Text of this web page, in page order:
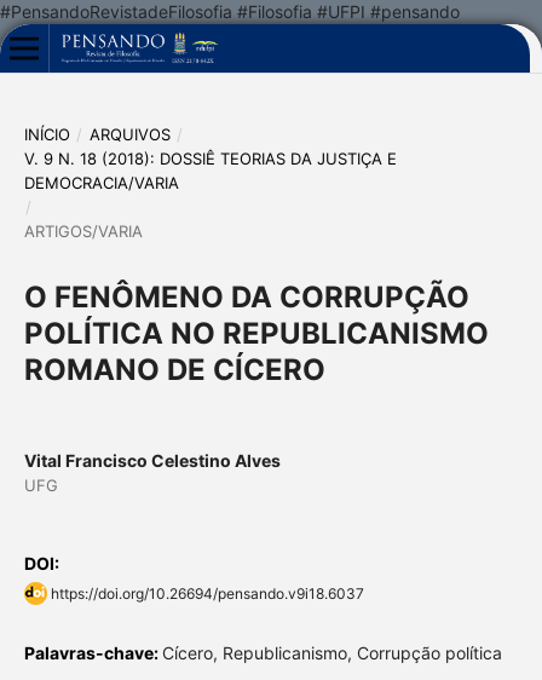
#PensandoRevistadeFilosofia #Filosofia #UFPI #pensando
INÍCIO / ARQUIVOS /
V. 9 N. 18 (2018): DOSSIÊ TEORIAS DA JUSTIÇA E
DEMOCRACIA/VARIA
/
ARTIGOS/VARIA
O FENÔMENO DA CORRUPÇÃO
POLÍTICA NO REPUBLICANISMO
ROMANO DE CÍCERO
Vital Francisco Celestino Alves
UFG
DOI:
https://doi.org/10.26694/pensando.v9i18.6037
Palavras-chave: Cícero, Republicanismo, Corrupção política